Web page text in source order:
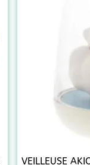
VEILLEUSE